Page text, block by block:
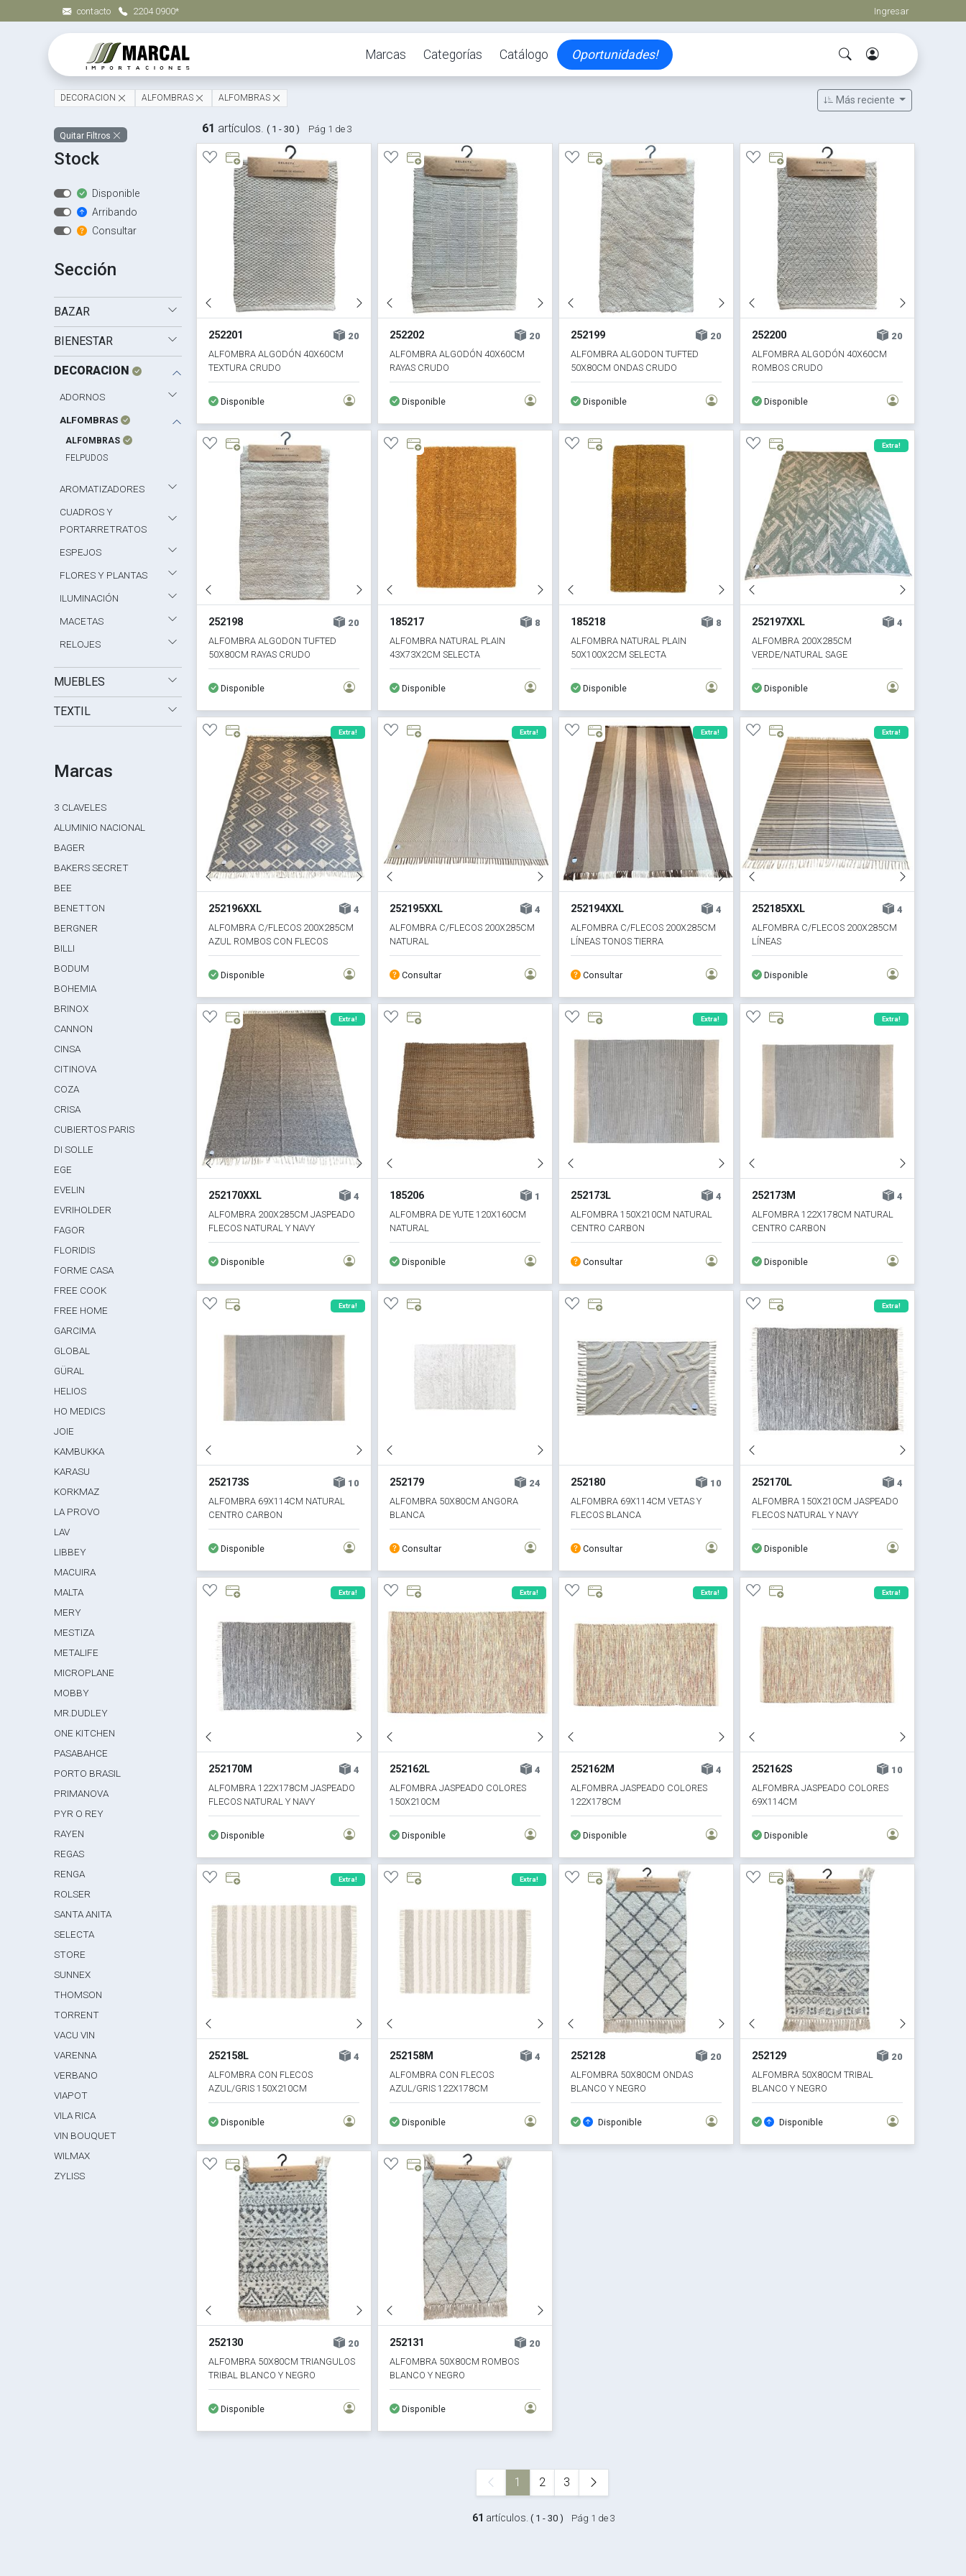
contacto 2204 0900* Ingresar
Marcas Categorías Catálogo Oportunidades!
Más reciente
DECORACION ALFOMBRAS ALFOMBRAS
Quitar Filtros
Stock
Disponible
Arribando
Consultar
Sección
BAZAR
BIENESTAR
DECORACION
ADORNOS
ALFOMBRAS
ALFOMBRAS
FELPUDOS
AROMATIZADORES
CUADROS Y
PORTARRETRATOS
ESPEJOS
FLORES Y PLANTAS
ILUMINACIÓN
MACETAS
RELOJES
MUEBLES
TEXTIL
Marcas
3 CLAVELES
ALUMINIO NACIONAL
BAGER
BAKERS SECRET
BEE
BENETTON
BERGNER
BILLI
BODUM
BOHEMIA
BRINOX
CANNON
CINSA
CITINOVA
COZA
CRISA
CUBIERTOS PARIS
DI SOLLE
EGE
EVELIN
EVRIHOLDER
FAGOR
FLORIDIS
FORME CASA
FREE COOK
FREE HOME
GARCIMA
GLOBAL
GÜRAL
HELIOS
HO MEDICS
JOIE
KAMBUKKA
KARASU
KORKMAZ
LA PROVO
LAV
LIBBEY
MACUIRA
MALTA
MERY
MESTIZA
METALIFE
MICROPLANE
MOBBY
MR.DUDLEY
ONE KITCHEN
PASABAHCE
PORTO BRASIL
PRIMANOVA
PYR O REY
RAYEN
REGAS
RENGA
ROLSER
SANTA ANITA
SELECTA
STORE
SUNNEX
THOMSON
TORRENT
VACU VIN
VARENNA
VERBANO
VIAPOT
VILA RICA
VIN BOUQUET
WILMAX
ZYLISS
252201
20
ALFOMBRA ALGODÓN 40X60CM
TEXTURA CRUDO
Disponible
252202
20
ALFOMBRA ALGODÓN 40X60CM
RAYAS CRUDO
Disponible
252199
20
ALFOMBRA ALGODON TUFTED
50X80CM ONDAS CRUDO
Disponible
252200
20
ALFOMBRA ALGODÓN 40X60CM
ROMBOS CRUDO
Disponible
252198
20
ALFOMBRA ALGODON TUFTED
50X80CM RAYAS CRUDO
Disponible
185217
8
ALFOMBRA NATURAL PLAIN
43X73X2CM SELECTA
Disponible
185218
8
ALFOMBRA NATURAL PLAIN
50X100X2CM SELECTA
Disponible
252197XXL
4
ALFOMBRA 200X285CM
VERDE/NATURAL SAGE
Disponible
Extra!
252196XXL
4
ALFOMBRA C/FLECOS 200X285CM
AZUL ROMBOS CON FLECOS
Disponible
Extra!
252195XXL
4
ALFOMBRA C/FLECOS 200X285CM
NATURAL
Consultar
Extra!
252194XXL
4
ALFOMBRA C/FLECOS 200X285CM
LÍNEAS TONOS TIERRA
Consultar
Extra!
252185XXL
4
ALFOMBRA C/FLECOS 200X285CM
LÍNEAS
Disponible
Extra!
252170XXL
4
ALFOMBRA 200X285CM JASPEADO
FLECOS NATURAL Y NAVY
Disponible
Extra!
185206
1
ALFOMBRA DE YUTE 120X160CM
NATURAL
Disponible
252173L
4
ALFOMBRA 150X210CM NATURAL
CENTRO CARBON
Consultar
Extra!
252173M
4
ALFOMBRA 122X178CM NATURAL
CENTRO CARBON
Disponible
Extra!
252173S
10
ALFOMBRA 69X114CM NATURAL
CENTRO CARBON
Disponible
Extra!
252179
24
ALFOMBRA 50X80CM ANGORA
BLANCA
Consultar
252180
10
ALFOMBRA 69X114CM VETAS Y
FLECOS BLANCA
Consultar
252170L
4
ALFOMBRA 150X210CM JASPEADO
FLECOS NATURAL Y NAVY
Disponible
Extra!
252170M
4
ALFOMBRA 122X178CM JASPEADO
FLECOS NATURAL Y NAVY
Disponible
Extra!
252162L
4
ALFOMBRA JASPEADO COLORES
150X210CM
Disponible
Extra!
252162M
4
ALFOMBRA JASPEADO COLORES
122X178CM
Disponible
Extra!
252162S
10
ALFOMBRA JASPEADO COLORES
69X114CM
Disponible
Extra!
252158L
4
ALFOMBRA CON FLECOS
AZUL/GRIS 150X210CM
Disponible
Extra!
252158M
4
ALFOMBRA CON FLECOS
AZUL/GRIS 122X178CM
Disponible
Extra!
252128
20
ALFOMBRA 50X80CM ONDAS
BLANCO Y NEGRO
Disponible
252129
20
ALFOMBRA 50X80CM TRIBAL
BLANCO Y NEGRO
Disponible
252130
20
ALFOMBRA 50X80CM TRIANGULOS
TRIBAL BLANCO Y NEGRO
Disponible
252131
20
ALFOMBRA 50X80CM ROMBOS
BLANCO Y NEGRO
Disponible
1 2 3
61 artículos.( 1 - 30 ) Pág 1 de 3
61 artículos. ( 1 - 30 ) Pág 1 de 3